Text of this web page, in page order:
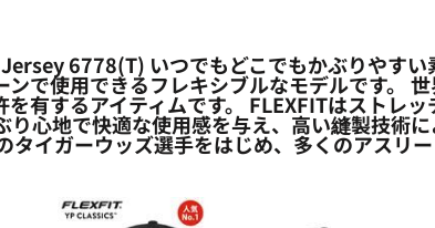
6778(T) いつでもどこでもかぶりやす
で使用できるフレキシブルなモデルです。
有するアイティムです。 FLEXFITはストレ
心地で快適な使用感を与え、高い縫製技術
イガーウッズ選手をはじめ、多くのアスリ